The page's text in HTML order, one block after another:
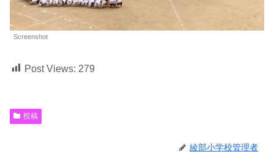
Screenshot
Post Views: 279
投稿
綾部小学校管理者